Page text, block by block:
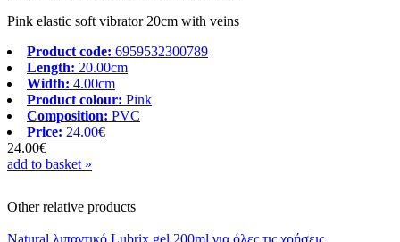
Pink elastic soft vibrator 20cm with veins
Product code: 6959532300789
Length: 20.00cm
Width: 4.00cm
Product colour: Pink
Composition: PVC
Price: 24.00€
24.00€
add to basket »
Other relative products